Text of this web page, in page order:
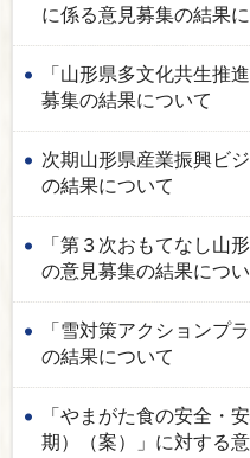
に係る意見募集の結果
「山形県多文化共生推
募集の結果について
次期山形県産業振興ビ
の結果について
「第３次おもてなし山
の意見募集の結果につ
「雪対策アクションプ
の結果について
「やまがた食の安全・
期）（案）」に対する